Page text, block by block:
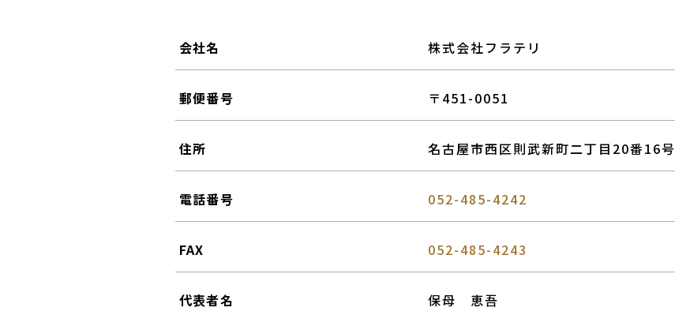
会社名 株式会社フラテリ
郵便番号 〒451-0051
住所 名古屋市西区則武新町二丁目20番16号
電話番号 052-485-4242
FAX 052-485-4243
代表者名 保母 恵吾